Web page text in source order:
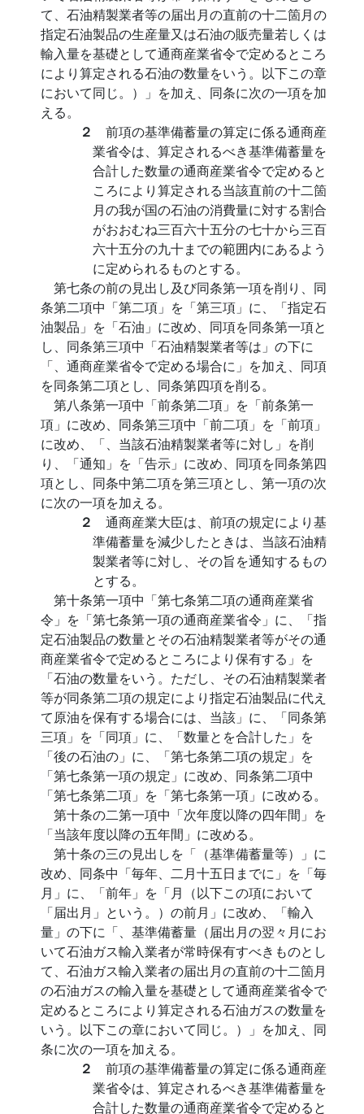
て、石油精製業者等の届出月の直前の十二箇月の
指定石油製品の生産量又は石油の販売量若しくは
輸入量を基礎として通商産業省令で定めるところ
により算定される石油の数量をいう。以下この章
において同じ。）」を加え、同条に次の一項を加
える。
２ 前項の基準備蓄量の算定に係る通商産
業省令は、算定されるべき基準備蓄量を
合計した数量の通商産業省令で定めると
ころにより算定される当該直前の十二箇
月の我が国の石油の消費量に対する割合
がおおむね三百六十五分の七十から三百
六十五分の九十までの範囲内にあるよう
に定められるものとする。
第七条の前の見出し及び同条第一項を削り、同
条第二項中「第二項」を「第三項」に、「指定石
油製品」を「石油」に改め、同項を同条第一項と
し、同条第三項中「石油精製業者等は」の下に
「、通商産業省令で定める場合に」を加え、同項
を同条第二項とし、同条第四項を削る。
第八条第一項中「前条第二項」を「前条第一
項」に改め、同条第三項中「前二項」を「前項」
に改め、「、当該石油精製業者等に対し」を削
り、「通知」を「告示」に改め、同項を同条第四
項とし、同条中第二項を第三項とし、第一項の次
に次の一項を加える。
２ 通商産業大臣は、前項の規定により基
準備蓄量を減少したときは、当該石油精
製業者等に対し、その旨を通知するもの
とする。
第十条第一項中「第七条第二項の通商産業省
令」を「第七条第一項の通商産業省令」に、「指
定石油製品の数量とその石油精製業者等がその通
商産業省令で定めるところにより保有する」を
「石油の数量をいう。ただし、その石油精製業者
等が同条第二項の規定により指定石油製品に代え
て原油を保有する場合には、当該」に、「同条第
三項」を「同項」に、「数量とを合計した」を
「後の石油の」に、「第七条第二項の規定」を
「第七条第一項の規定」に改め、同条第二項中
「第七条第二項」を「第七条第一項」に改める。
第十条の二第一項中「次年度以降の四年間」を
「当該年度以降の五年間」に改める。
第十条の三の見出しを「（基準備蓄量等）」に
改め、同条中「毎年、二月十五日までに」を「毎
月」に、「前年」を「月（以下この項において
「届出月」という。）の前月」に改め、「輸入
量」の下に「、基準備蓄量（届出月の翌々月にお
いて石油ガス輸入業者が常時保有すべきものとし
て、石油ガス輸入業者の届出月の直前の十二箇月
の石油ガスの輸入量を基礎として通商産業省令で
定めるところにより算定される石油ガスの数量を
いう。以下この章において同じ。）」を加え、同
条に次の一項を加える。
２ 前項の基準備蓄量の算定に係る通商産
業省令は、算定されるべき基準備蓄量を
合計した数量の通商産業省令で定めると